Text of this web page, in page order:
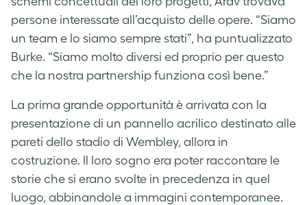
persone interessate all’acquisto delle opere. “Siamo
un team e lo siamo sempre stati”, ha puntualizzato
Burke. “Siamo molto diversi ed proprio per questo
che la nostra partnership funziona così bene.”
La prima grande opportunità è arrivata con la
presentazione di un pannello acrilico destinato alle
pareti dello stadio di Wembley, allora in
costruzione. Il loro sogno era poter raccontare le
storie che si erano svolte in precedenza in quel
luogo, abbinandole a immagini contemporanee.